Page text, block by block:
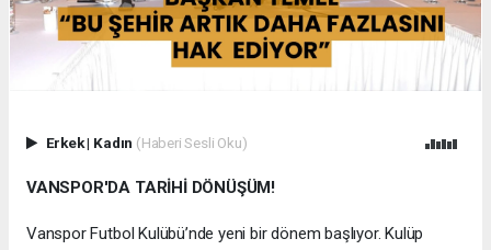
Erkek| Kadın (Haberi Sesli Oku)
VANSPOR'DA TARİHİ DÖNÜŞÜM!
Vanspor Futbol Kulübü’nde yeni bir dönem başlıyor. Kulüp